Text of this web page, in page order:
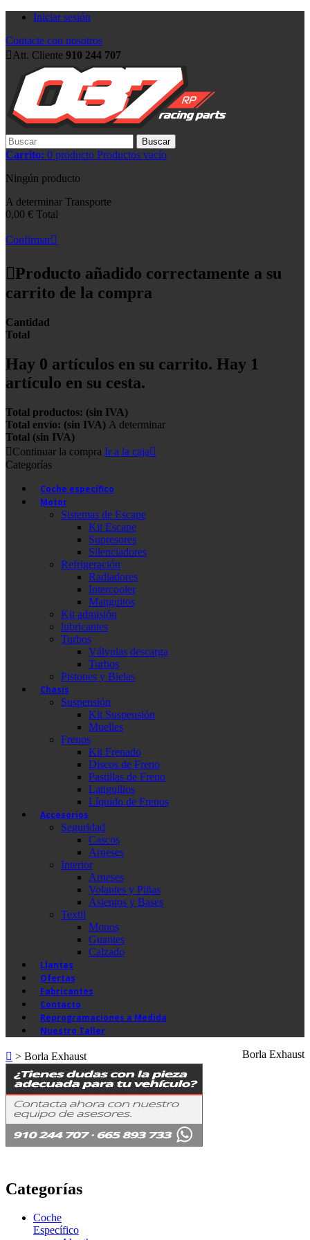
Iniciar sesión
Contacte con nosotros
Att. Cliente 910 244 707
Buscar
Carrito: 0 producto Productos vacío
Ningún producto
A determinar Transporte
0,00 € Total
Confirmar
Producto añadido correctamente a su
carrito de la compra
Cantidad
Total
Hay 0 artículos en su carrito. Hay 1
artículo en su cesta.
Total productos: (sin IVA)
Total envío: (sin IVA) A determinar
Total (sin IVA)
Continuar la compra Ir a la caja
Categorías
Coche específico
Motor
Sistemas de Escape
Kit Escape
Supresores
Silenciadores
Refrigeración
Radiadores
Intercooler
Manguitos
Kit admisión
lubricantes
Turbos
Válvulas descarga
Turbos
Pistones y Bielas
Chasis
Suspensión
Kit Suspensión
Muelles
Frenos
Kit Frenado
Discos de Freno
Pastillas de Freno
Latiguillos
Líquido de Frenos
Accesorios
Seguridad
Cascos
Arneses
Interior
Arneses
Volantes y Piñas
Asientos y Bases
Textil
Monos
Guantes
Calzado
Llantas
Ofertas
Fabricantes
Contacto
Reprogramaciones a Medida
Nuestro Taller
Borla Exhaust
> Borla Exhaust
Categorías
Coche
Específico